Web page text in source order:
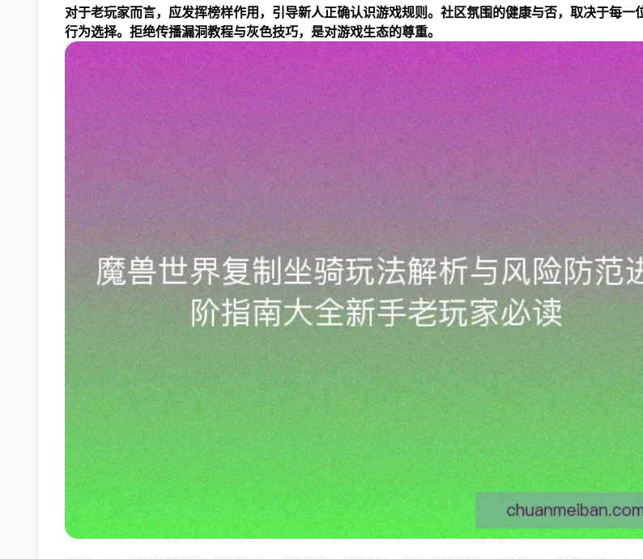
对于老玩家而言，应发挥榜样作用，引导新人正确认识游戏规则。社区氛围的健康与否，取决于每一
行为选择。拒绝传播漏洞教程与灰色技巧，是对游戏生态的尊重。